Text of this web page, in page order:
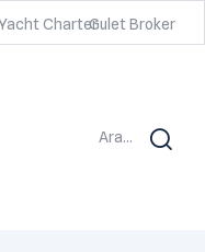
Gulet Broker
Ara...